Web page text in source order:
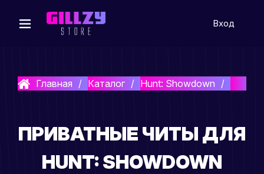
Вход
Главная Каталог Hunt: Showdown
ПРИВАТНЫЕ ЧИТЫ ДЛЯ
HUNT: SHOWDOWN